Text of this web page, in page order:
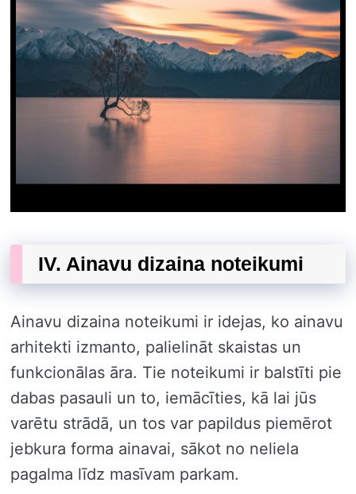
IV. Ainavu dizaina noteikumi
Ainavu dizaina noteikumi ir idejas, ko ainavu
arhitekti izmanto, palielināt skaistas un
funkcionālas āra. Tie noteikumi ir balstīti pie
dabas pasauli un to, iemācīties, kā lai jūs
varētu strādā, un tos var papildus piemērot
jebkura forma ainavai, sākot no neliela
pagalma līdz masīvam parkam.